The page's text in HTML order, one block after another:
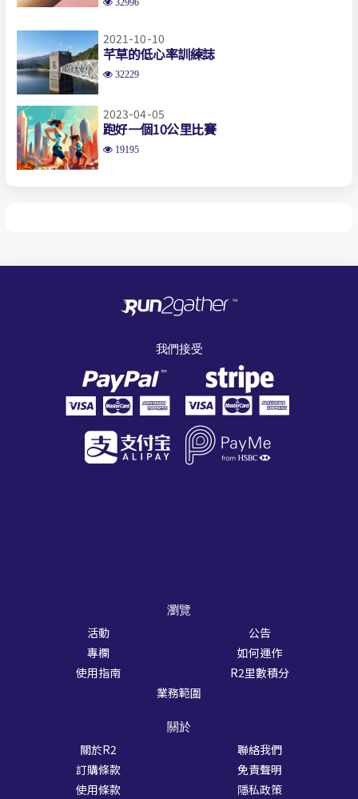
32996
2021-10-10
芊草的低心率訓練誌
32229
2023-04-05
跑好一個10公里比賽
19195
我們接受
瀏覽
活動
公告
專欄
如何運作
使用指南
R2里數積分
業務範圍
關於
關於R2
聯絡我們
訂購條款
免責聲明
使用條款
隱私政策